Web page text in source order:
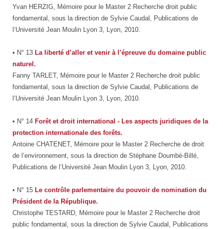
Yvan HERZIG, Mémoire pour le Master 2 Recherche droit public
fondamental, sous la direction de Sylvie Caudal, Publications de
l’Université Jean Moulin Lyon 3, Lyon, 2010.
• N° 13 La liberté d’aller et venir à l’épreuve du domaine public
naturel.
Fanny TARLET, Mémoire pour le Master 2 Recherche droit public
fondamental, sous la direction de Sylvie Caudal, Publications de
l’Université Jean Moulin Lyon 3, Lyon, 2010.
• N° 14 Forêt et droit international - Les aspects juridiques de la
protection internationale des forêts.
Antoine CHATENET, Mémoire pour le Master 2 Recherche de droit
de l’environnement, sous la direction de Stéphane Doumbé-Billé,
Publications de l’Université Jean Moulin Lyon 3, Lyon, 2010.
• N° 15 Le contrôle parlementaire du pouvoir de nomination du
Président de la République.
Christophe TESTARD, Mémoire pour le Master 2 Recherche droit
public fondamental, sous la direction de Sylvie Caudal, Publications